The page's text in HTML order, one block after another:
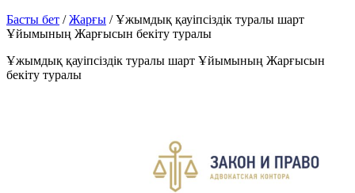
Басты бет /Жарғы /Ұжымдық қауіпсіздік туралы шарт
Ұйымының Жарғысын бекіту туралы
Ұжымдық қауіпсіздік туралы шарт Ұйымының Жарғысын
бекіту туралы